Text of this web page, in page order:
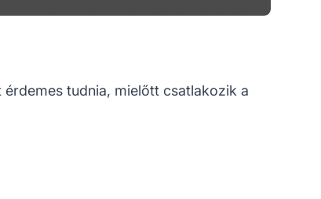
tudnia, mielőtt csatlakozik a